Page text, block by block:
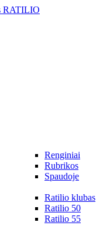
Renginiai
Rubrikos
Spaudoje
Ratilio klubas
Ratilio 50
Ratilio 55